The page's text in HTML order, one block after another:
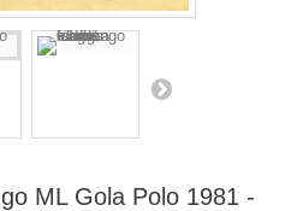
ML Gola Polo 1981 -